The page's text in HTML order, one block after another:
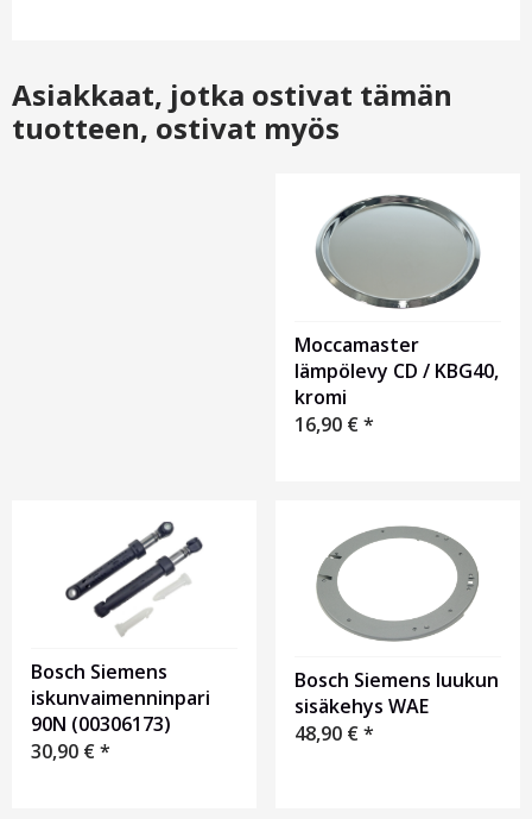
Asiakkaat, jotka ostivat tämän
tuotteen, ostivat myös
Moccamaster
lämpölevy CD / KBG40,
kromi
16,90 €*
Bosch Siemens
iskunvaimenninpari
90N (00306173)
30,90 €*
Bosch Siemens luukun
sisäkehys WAE
48,90 €*